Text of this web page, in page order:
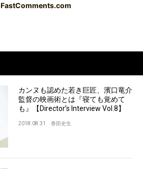
FastComments.com
カンヌも認めた若き巨匠、濱口竜介
監督の映画術とは『寝ても覚めて
も』【Director’s Interview Vol.8】
2018.08.31 香田史生